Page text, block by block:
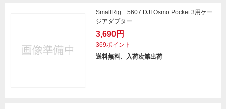
SmallRig 5607 DJI Osmo Pocket 3用ケー
ジアダプター
3,690円
369ポイント
送料無料、入荷次第出荷